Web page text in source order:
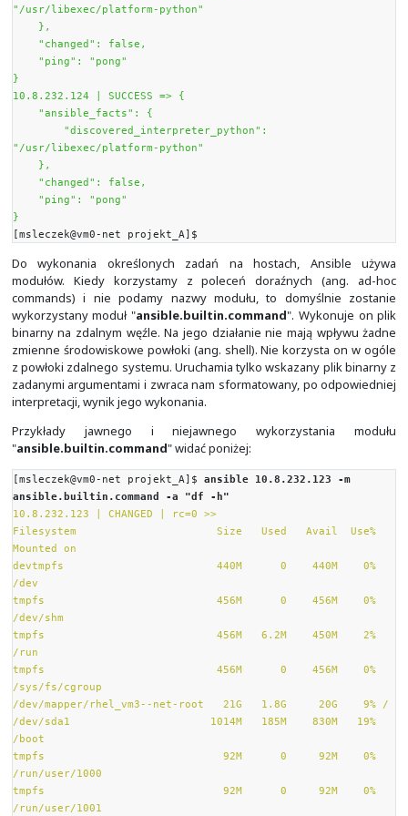
generują żadnych pakietów ICMP (służy do
ansible.netcommon.net_ping
[msleczek@vm0-net projekt_A]$
ansible.builtin.ping
10.8.232.122 | SUCCESS => {
"ansible_facts": {
"discovered_interpreter_python":
"/usr/libexec/platform-python"
},
"changed": false,
"ping": "pong"
}
10.8.232.123 | SUCCESS => {
"ansible_facts": {
"discovered_interpreter_python":
"/usr/libexec/platform-python"
},
"changed": false,
}
10.8.232.121 | SUCCESS => {
"ansible_facts": {
"discovered_interpreter_python":
"/usr/libexec/platform-python"
},
"changed": false,
"ping": "pong"
10.8.232.124 | SUCCESS => {
"ansible_facts": {
"discovered_interpreter_python":
"/usr/libexec/platform-python"
},
"changed": false,
"ping": "pong"
[msleczek@vm0-net projekt_A]$